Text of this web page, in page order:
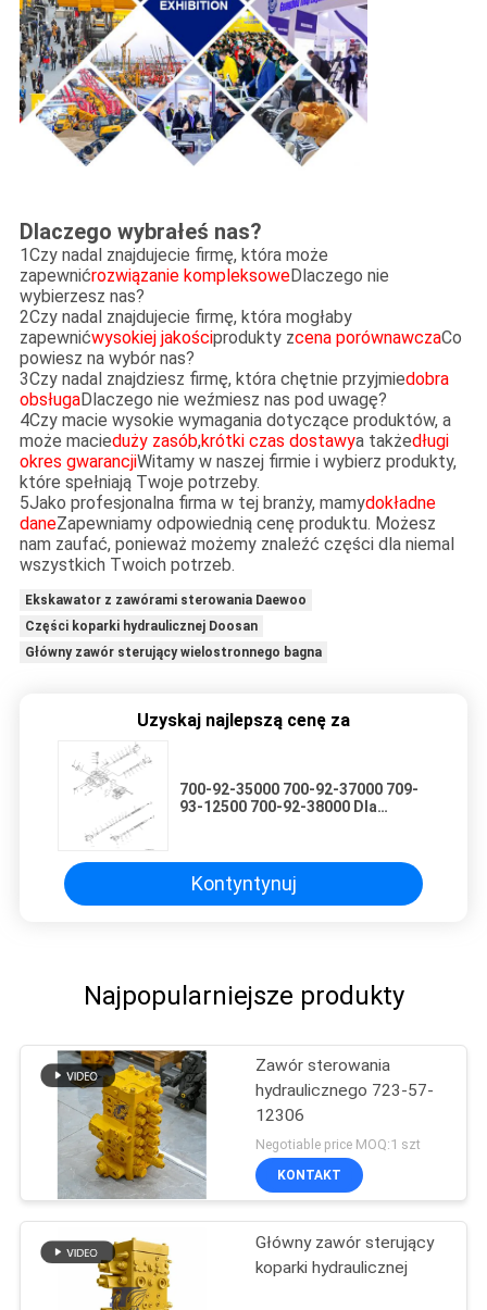
Dlaczego wybrałeś nas?
1Czy nadal znajdujecie firmę, która może
zapewnićrozwiązanie kompleksoweDlaczego nie
wybierzesz nas?
2Czy nadal znajdujecie firmę, która mogłaby
zapewnićwysokiej jakościprodukty zcena porównawczaCo
powiesz na wybór nas?
3Czy nadal znajdziesz firmę, która chętnie przyjmiedobra
obsługaDlaczego nie weźmiesz nas pod uwagę?
4Czy macie wysokie wymagania dotyczące produktów, a
może macieduży zasób,krótki czas dostawya takżedługi
okres gwarancjiWitamy w naszej firmie i wybierz produkty,
które spełniają Twoje potrzeby.
5Jako profesjonalna firma w tej branży, mamydokładne
daneZapewniamy odpowiednią cenę produktu. Możesz
nam zaufać, ponieważ możemy znaleźć części dla niemal
wszystkich Twoich potrzeb.
Ekskawator z zawórami sterowania Daewoo
Części koparki hydraulicznej Doosan
Główny zawór sterujący wielostronnego bagna
Uzyskaj najlepszą cenę za
700-92-35000 700-92-37000 709-
93-12500 700-92-38000 Dla
główny zawór sterujący Części do
maszyn budowlanych Rynek
wtórny Wysokiej jakości oryginał
Kontyntynuj
Najpopularniejsze produkty
Zawór sterowania
hydraulicznego 723-57-
12306
Negotiable price MOQ:1 szt
KONTAKT
Główny zawór sterujący
koparki hydraulicznej